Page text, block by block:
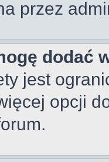
przez
dodać
jest
opcji